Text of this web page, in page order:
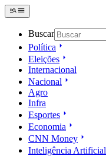
Buscar
Política
Eleições
Internacional
Nacional
Agro
Infra
Esportes
Economia
CNN Money
Inteligência Artificial